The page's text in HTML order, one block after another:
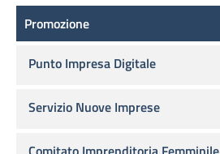
Promozione
Promozione
Punto Impresa Digitale
Servizio Nuove Imprese